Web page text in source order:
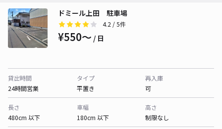
ドミール上田 駐車場
4.2 / 5件
¥550〜 / 日
貸出時間
24時間営業
タイプ
平置き
再入庫
可
長さ
480cm 以下
車幅
180cm 以下
高さ
制限なし